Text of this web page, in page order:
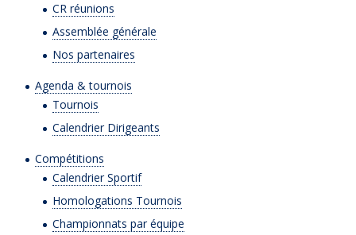
CR réunions
Assemblée générale
Nos partenaires
Agenda & tournois
Tournois
Calendrier Dirigeants
Compétitions
Calendrier Sportif
Homologations Tournois
Championnats par équipe